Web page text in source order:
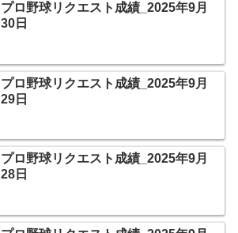
プロ野球リクエスト成績_2025年9月
30日
プロ野球リクエスト成績_2025年9月
29日
プロ野球リクエスト成績_2025年9月
28日